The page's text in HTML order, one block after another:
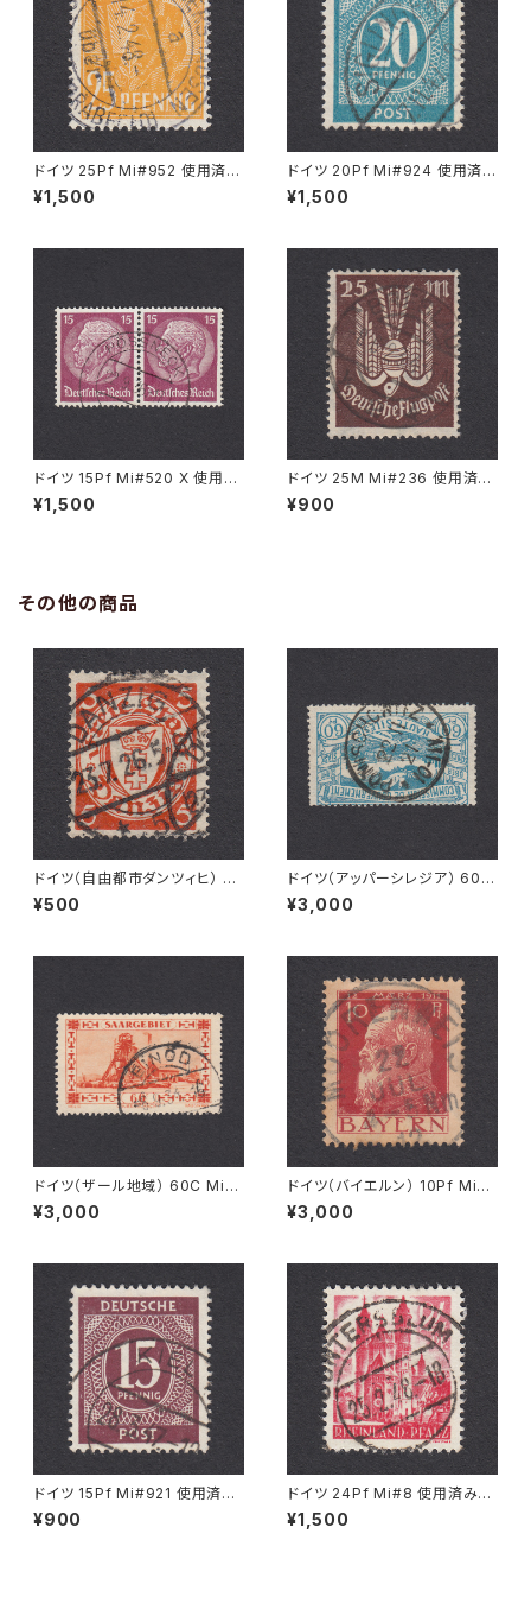
ドイツ 25Pf Mi#952 使用済み
切手｜MERKERSHAUSEN 14.
2.1948
¥1,500
ドイツ 20Pf Mi#924 使用済み
切手｜SIGLINGEN 7.11.1947
¥1,500
ドイツ 15Pf Mi#520 X 使用済
み切手｜PÖSSNECK 22.9.19
36
¥1,500
ドイツ 25M Mi#236 使用済み
切手｜BRESLAU 8.6.1923
¥900
その他の商品
ドイツ（自由都市ダンツィヒ） 5P
f Mi#193 使用済み切手｜DA
NZIG 23.7.1926
¥500
ドイツ（アッパーシレジア） 60P
f Mi#23 使用済み切手｜PONI
SCHOWITZ 22.11.1921
¥3,000
ドイツ（ザール地域） 60C Mi#1
43 使用済み切手｜EINÖD 8.
9.1934
¥3,000
ドイツ（バイエルン） 10Pf Mi#7
8 使用済み切手｜MOORENW
EIS 22.JUL.1912
¥3,000
ドイツ 15Pf Mi#921 使用済み
切手｜KIEL 28.3.1947
¥900
ドイツ 24Pf Mi#8 使用済み切
手｜GUNTERSBLUM 25.2.19
48
¥1,500